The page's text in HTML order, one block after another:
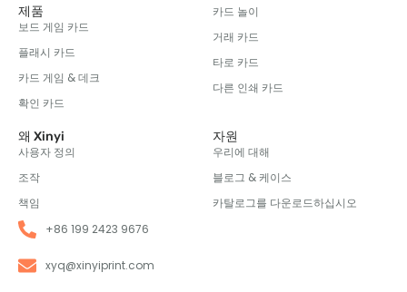
제품
보드 게임 카드
플래시 카드
카드 게임 & 데크
확인 카드
카드 놀이
거래 카드
타로 카드
다른 인쇄 카드
왜 Xinyi
사용자 정의
조작
책임
자원
우리에 대해
블로그 & 케이스
카탈로그를 다운로드하십시오
+86 199 2423 9676
xyq@xinyiprint.com